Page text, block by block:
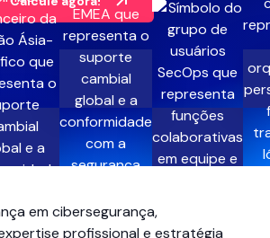
Calcule agora!